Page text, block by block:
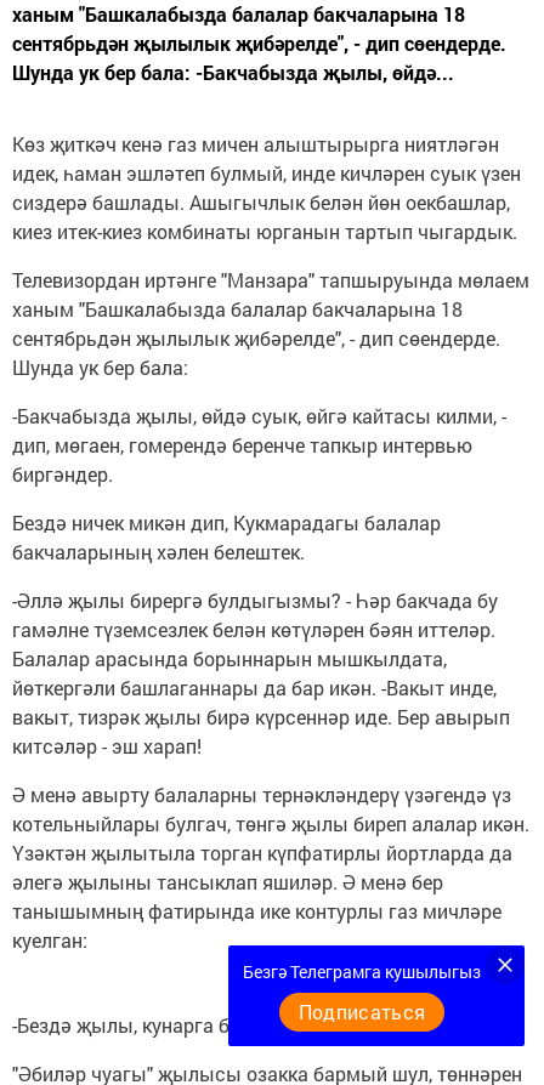
ханым "Башкалабызда балалар бакчаларына 18
сентябрьдән җылылык җибәрелде", - дип сөендерде.
Шунда ук бер бала: -Бакчабызда җылы, өйдә...
Көз җиткәч кенә газ мичен алыштырырга ниятләгән
идек, һаман эшләтеп булмый, инде кичләрен суык үзен
сиздерә башлады. Ашыгычлык белән йөн оекбашлар,
киез итек-киез комбинаты юрганын тартып чыгардык.
Телевизордан иртәнге "Манзара" тапшыруында мөлаем
ханым "Башкалабызда балалар бакчаларына 18
сентябрьдән җылылык җибәрелде", - дип сөендерде.
Шунда ук бер бала:
-Бакчабызда җылы, өйдә суык, өйгә кайтасы килми, -
дип, мөгаен, гомерендә беренче тапкыр интервью
биргәндер.
Бездә ничек микән дип, Кукмарадагы балалар
бакчаларының хәлен белештек.
-Әллә җылы бирергә булдыгызмы? - Һәр бакчада бу
гамәлне түземсезлек белән көтүләрен бәян иттеләр.
Балалар арасында борыннарын мышкылдата,
йөткергәли башлаганнары да бар икән. -Вакыт инде,
вакыт, тизрәк җылы бирә күрсеннәр иде. Бер авырып
китсәләр - эш харап!
Ә менә авырту балаларны тернәкләндерү үзәгендә үз
котельныйлары булгач, төнгә җылы биреп алалар икән.
Үзәктән җылытыла торган күпфатирлы йортларда да
әлегә җылыны тансыклап яшиләр. Ә менә бер
танышымның фатирында ике контурлы газ мичләре
куелган:
-Бездә җылы, кунарга безгә кил! - дип көлеп тора.
"Әбиләр чуагы" җылысы озакка бармый шул, төннәрен
Безгә Телеграмга кушылыгыз
Подписаться